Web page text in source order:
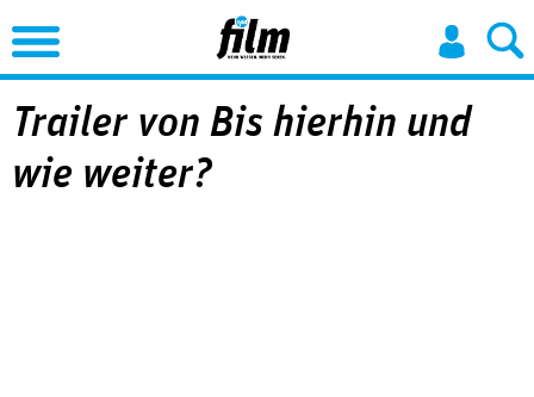
Jump to Navigation
Trailer von Bis hierhin und
wie weiter?